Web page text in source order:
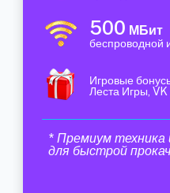
500 МБит
беспроводной
Игровые
Леста Игры,
* Премиум техника
для быстрой